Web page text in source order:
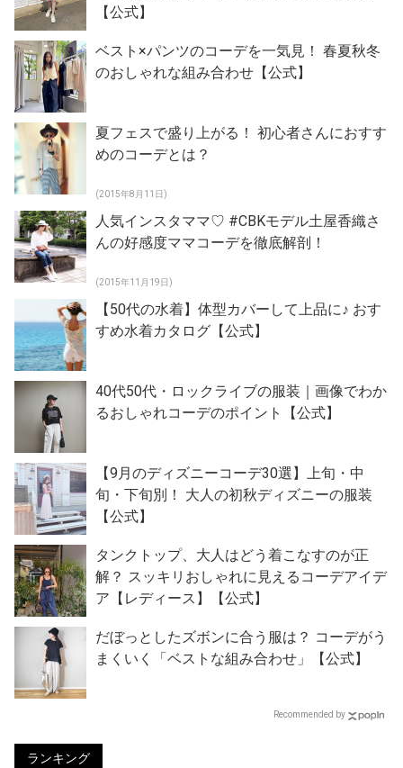
【公式】
ベスト×パンツのコーデを一気見！ 春夏秋冬
のおしゃれな組み合わせ【公式】
夏フェスで盛り上がる！ 初心者さんにおすす
めのコーデとは？
(2015年8月11日)
人気インスタママ♡ #CBKモデル土屋香織さ
んの好感度ママコーデを徹底解剖！
(2015年11月19日)
【50代の水着】体型カバーして上品に♪ おす
すめ水着カタログ【公式】
40代50代・ロックライブの服装｜画像でわか
るおしゃれコーデのポイント【公式】
【9月のディズニーコーデ30選】上旬・中
旬・下旬別！ 大人の初秋ディズニーの服装
【公式】
タンクトップ、大人はどう着こなすのが正
解？ スッキリおしゃれに見えるコーデアイデ
ア【レディース】【公式】
だぼっとしたズボンに合う服は？ コーデがう
まくいく「ベストな組み合わせ」【公式】
Recommended by
ランキング